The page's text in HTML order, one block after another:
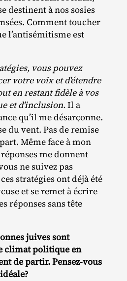
destinent à nos sosies
Comment toucher
l’antisémitisme est
vous pouvez
votre voix et d'étendre
en restant fidèle à vos
et d'inclusion.Il a
qu’il me désarçonne.
du vent. Pas de remise
Même face à mon
réponses me donnent
ne suivez pas
stratégies ont déjà été
et se remet à écrire
réponses sans tête
juives sont
climat politique en
de partir. Pensez-vous